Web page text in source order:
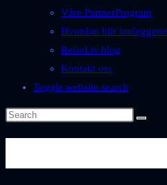
Våre PartnerProgram
Hvordan blir
ReiseLiv.blog
Kontakt oss
Toggle website search